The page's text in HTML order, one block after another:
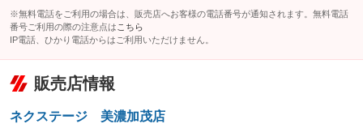
※無料電話をご利用の場合は、販売店へお客様の電話番号が通知されます。無料電話
番号ご利用の際の注意点は こちら
IP電話、ひかり電話からはご利用いただけません。
販売店情報
ネクステージ 美濃加茂店